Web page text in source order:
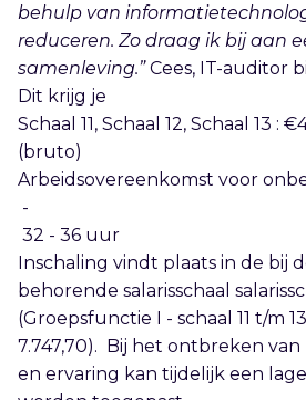
behulp van
reduceren. Zo draag ik bij aan
samenleving.”Cees, IT-auditor
Dit krijg je
Schaal 11, Schaal 12, Schaal 13 :
(bruto)
Arbeidsovereenkomst voor
-
32 - 36 uur
Inschaling vindt plaats in de bij
behorende salarisschaal
(Groepsfunctie I - schaal 11 t/m
7.747,70). Bij het ontbreken
en ervaring kan tijdelijk een